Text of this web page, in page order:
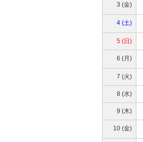
3 (金)
4 (土)
5 (日)
6 (月)
7 (火)
8 (水)
9 (木)
10 (金)